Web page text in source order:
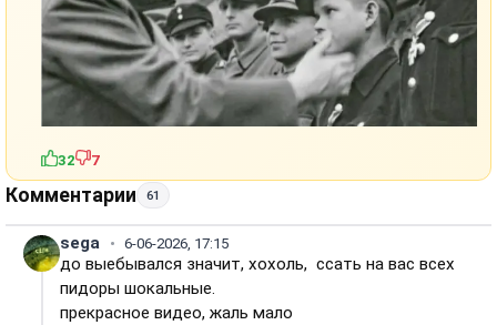
32 7
Комментарии 61
sega 6-06-2026, 17:15
до выебывался значит, хохоль, ссать на вас всех
пидоры шокальные.
прекрасное видео, жаль мало